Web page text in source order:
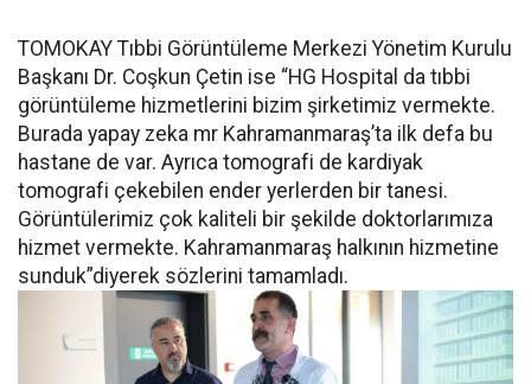
TOMOKAY Tıbbi Görüntüleme Merkezi Yönetim Kurulu
Başkanı Dr. Coşkun Çetin ise “HG Hospital da tıbbi
görüntüleme hizmetlerini bizim şirketimiz vermekte.
Burada yapay zeka mr Kahramanmaraş’ta ilk defa bu
hastane de var. Ayrıca tomografi de kardiyak
tomografi çekebilen ender yerlerden bir tanesi.
Görüntülerimiz çok kaliteli bir şekilde doktorlarımıza
hizmet vermekte. Kahramanmaraş halkının hizmetine
sunduk”diyerek sözlerini tamamladı.